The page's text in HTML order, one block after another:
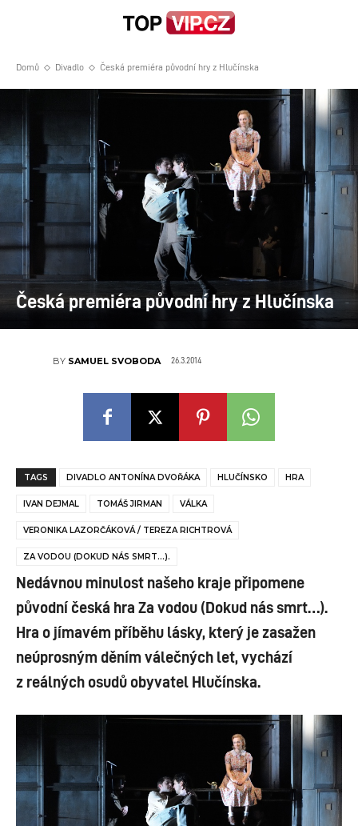
Domů Divadlo Česká premiéra původní hry z Hlučínska
Česká premiéra původní hry z Hlučínska
BY SAMUEL SVOBODA 26.3.2014
TAGS DIVADLO ANTONÍNA DVOŘÁKA HLUČÍNSKO HRA
IVAN DEJMAL TOMÁŠ JIRMAN VÁLKA
VERONIKA LAZORČÁKOVÁ / TEREZA RICHTROVÁ
ZA VODOU (DOKUD NÁS SMRT…).
Nedávnou minulost našeho kraje připomene
původní česká hra Za vodou (Dokud nás smrt…).
Hra o jímavém příběhu lásky, který je zasažen
neúprosným děním válečných let, vychází
z reálných osudů obyvatel Hlučínska.